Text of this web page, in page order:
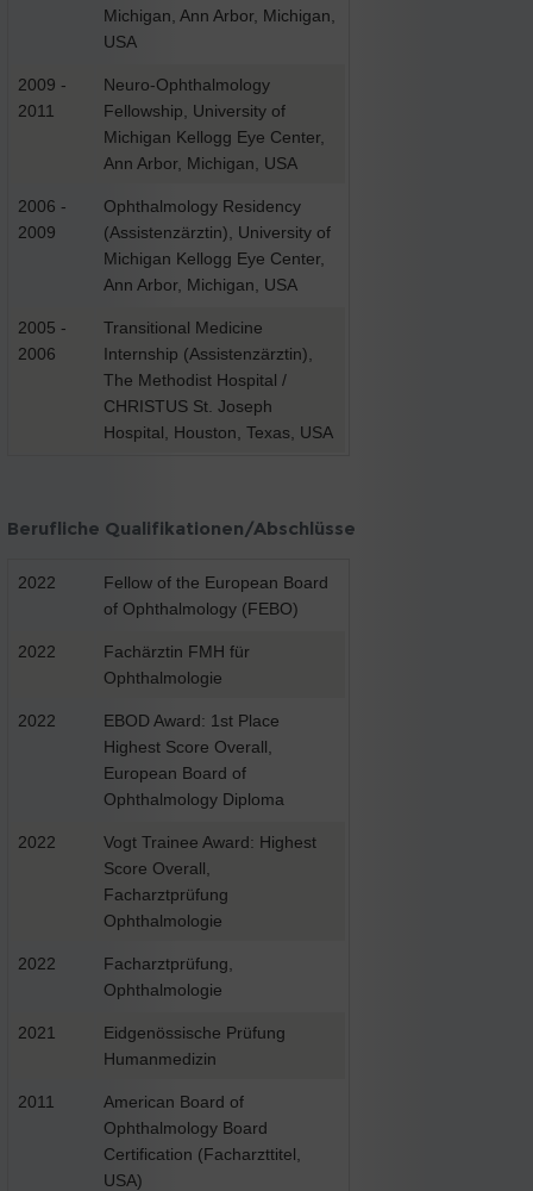
Michigan, Ann Arbor, Michigan,
USA
2009 -
2011
Neuro-Ophthalmology
Fellowship, University of
Michigan Kellogg Eye Center,
Ann Arbor, Michigan, USA
2006 -
2009
Ophthalmology Residency
(Assistenzärztin), University of
Michigan Kellogg Eye Center,
Ann Arbor, Michigan, USA
2005 -
2006
Transitional Medicine
Internship (Assistenzärztin),
The Methodist Hospital /
CHRISTUS St. Joseph
Hospital, Houston, Texas, USA
Berufliche Qualifikationen/Abschlüsse
2022
Fellow of the European Board
of Ophthalmology (FEBO)
2022
Fachärztin FMH für
Ophthalmologie
2022
EBOD Award: 1st Place
Highest Score Overall,
European Board of
Ophthalmology Diploma
2022
Vogt Trainee Award: Highest
Score Overall,
Facharztprüfung
Ophthalmologie
2022
Facharztprüfung,
Ophthalmologie
2021
Eidgenössische Prüfung
Humanmedizin
2011
American Board of
Ophthalmology Board
Certification (Facharzttitel,
USA)